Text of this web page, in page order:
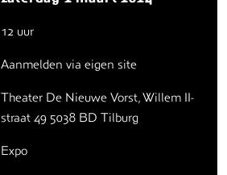
12 uur
Aanmelden via eigen site
Theater De Nieuwe Vorst, Willem II-
straat 49 5038 BD Tilburg
Expo